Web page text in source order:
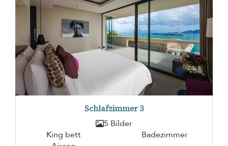
Schlafzimmer 3
5 Bilder
King bett
Badezimmer